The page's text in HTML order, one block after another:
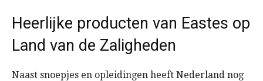
Heerlijke producten van Eastes op
Land van de Zaligheden
Naast snoepjes en opleidingen heeft Nederland nog